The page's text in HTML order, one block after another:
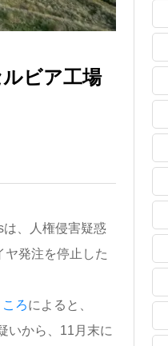
ビア工場
は、人権侵害疑惑
ヤ発注を停止した
ろによると、
いから、11月末に